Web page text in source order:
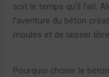
soit le temps qu’il fait.
l’aventure du béton
moules et de laisser
Pourquoi choisir le